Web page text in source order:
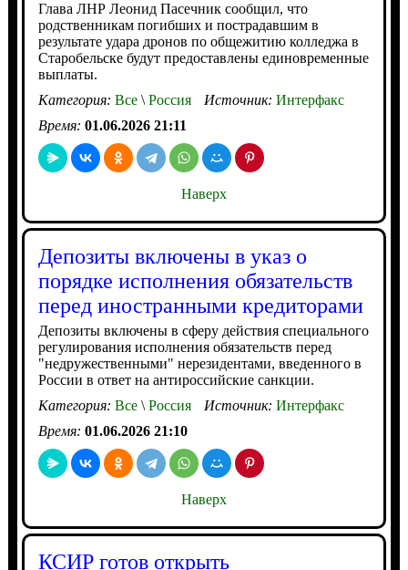
Глава ЛНР Леонид Пасечник сообщил, что
родственникам погибших и пострадавшим в
результате удара дронов по общежитию колледжа в
Старобельске будут предоставлены единовременные
выплаты.
Категория: Все\Россия Источник: Интерфакс
Время: 01.06.2026 21:11
Наверх
Депозиты включены в указ о
порядке исполнения обязательств
перед иностранными кредиторами
Депозиты включены в сферу действия специального
регулирования исполнения обязательств перед
"недружественными" нерезидентами, введенного в
России в ответ на антироссийские санкции.
Категория: Все\Россия Источник: Интерфакс
Время: 01.06.2026 21:10
Наверх
КСИР готов открыть